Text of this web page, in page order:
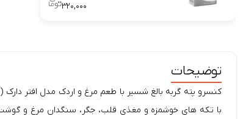
۳۲۰,۰۰۰
توضیحات
کنسرو پته گربه بالغ شسیر با طعم مرغ و اردک مدل افتر دارک (